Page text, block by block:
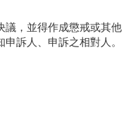
議，並得作成懲戒或其他
訴人、申訴之相對人。